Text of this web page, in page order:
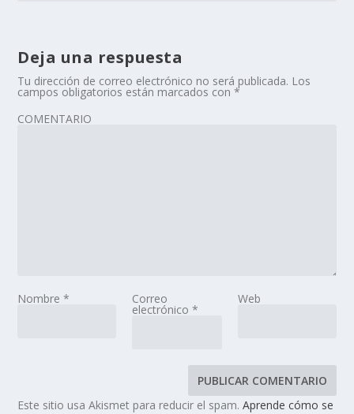
Deja una respuesta
Tu dirección de correo electrónico no será publicada. Los
campos obligatorios están marcados con*
COMENTARIO
Nombre* Correo
electrónico *
Web
Este sitio usa Akismet para reducir el spam.Aprende cómo se